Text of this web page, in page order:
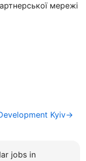
мережі
Kyiv→
jobs in